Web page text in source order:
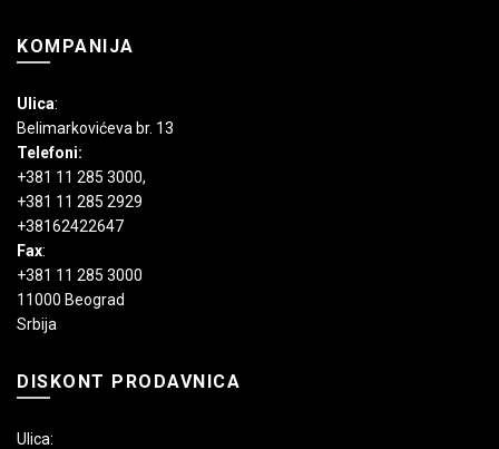
KOMPANIJA
Ulica:
Belimarkovićeva br. 13
Telefoni:
+381 11 285 3000,
+381 11 285 2929
+38162422647
Fax:
+381 11 285 3000
11000 Beograd
Srbija
DISKONT PRODAVNICA
Ulica: